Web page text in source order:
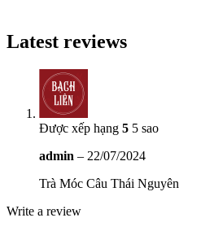
Latest reviews
Được xếp hạng 5 5 sao
admin – 22/07/2024
Trà Móc Câu Thái Nguyên
Write a review